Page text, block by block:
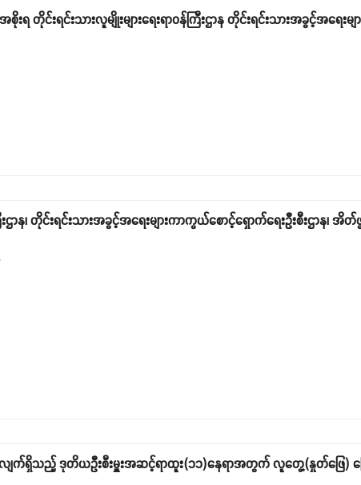
းရ တိုင်းရင်းသားလူမျိုးများရေးရာဝန်ကြီးဌာန တိုင်းရင်းသားအခွင့်အရေးမ
းဌာန၊ တိုင်းရင်းသားအခွင့်အရေးများကာကွယ်စောင့်ရှောက်ရေးဦးစီးဌာန၊ အိတ်
ျက်ရှိသည့် ဒုတိယဦးစီးမှူးအဆင့်ရာထူး(၁၁)နေရာအတွက် လူတွေ့(နှုတ်ဖြေ) ဖ